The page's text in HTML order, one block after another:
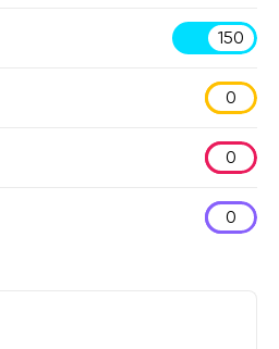
150
0
0
0